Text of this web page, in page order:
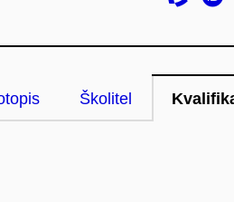
Školitel